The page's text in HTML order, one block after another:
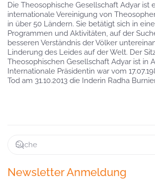
Die Theosophische Gesellschaft Adyar ist
internationale Vereinigung von
in über 50 Ländern. Sie betätigt sich in
Programmen und Aktivitäten, auf der
besseren Verständnis der Völker
Linderung des Leides auf der Welt. Der
Theosophischen Gesellschaft Adyar ist in
Internationale Präsidentin war vom
Tod am 31.10.2013 die Inderin Radha
Newsletter Anmeldung